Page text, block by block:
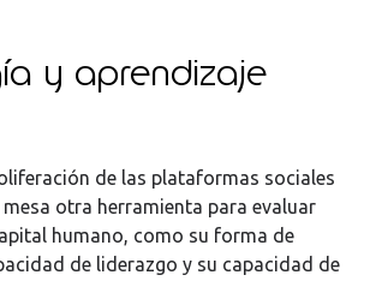
y aprendizaje
de las plataformas sociales
mesa otra herramienta para evaluar
humano, como su forma de
de liderazgo y su capacidad de